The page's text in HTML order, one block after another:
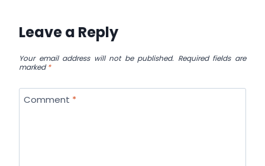
Leave a Reply
Your email address will not be published. Required fields are
marked*
Comment *